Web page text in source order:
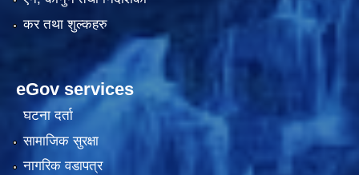
कर तथा शुल्कहरु
eGov services
घटना दर्ता
सामाजिक सुरक्षा
नागरिक वडापत्र